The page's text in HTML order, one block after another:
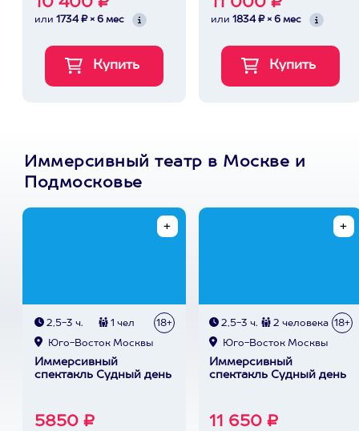
10 400 ₽
или 1734 ₽ × 6 мес
11 000 ₽
или 1834 ₽ × 6 мес
Иммерсивный театр в Москве и
Подмосковье
2,5-3 ч. 1 чел 18+
Юго-Восток Москвы
Иммерсивный
спектакль Судный день
5850 ₽
2,5-3 ч. 2 человека 18+
Юго-Восток Москвы
Иммерсивный
спектакль Судный день
11 650 ₽